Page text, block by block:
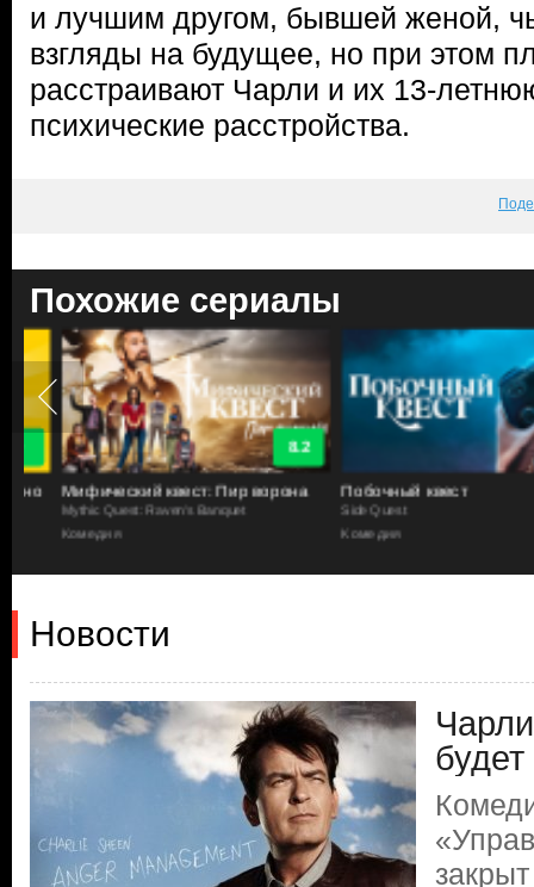
и лучшим другом, бывшей женой,
взгляды на будущее, но при этом
расстраивают Чарли и их 13-
психические расстройства.
Похожие сериалы
8.2
Мифический квест: Пир ворона
Mythic Quest: Raven's Banquet
Комедия
Побочный квест
Side Quest
Комедия
Новости